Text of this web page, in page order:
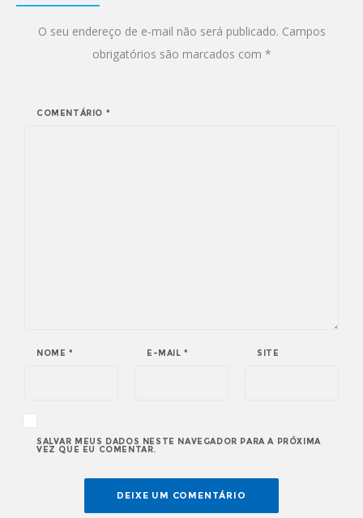
O seu endereço de e-mail não será publicado. Campos
obrigatórios são marcados com *
COMENTÁRIO *
NOME * E-MAIL* SITE
SALVAR MEUS DADOS NESTE NAVEGADOR PARA A PRÓXIMA
VEZ QUE EU COMENTAR.